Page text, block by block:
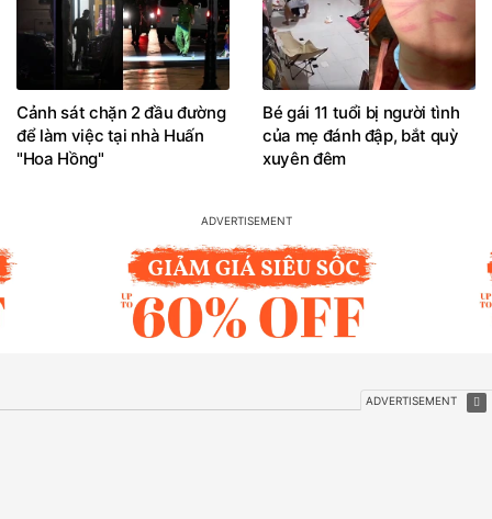
Cảnh sát chặn 2 đầu đường
để làm việc tại nhà Huấn
"Hoa Hồng"
Bé gái 11 tuổi bị người tình
của mẹ đánh đập, bắt quỳ
xuyên đêm